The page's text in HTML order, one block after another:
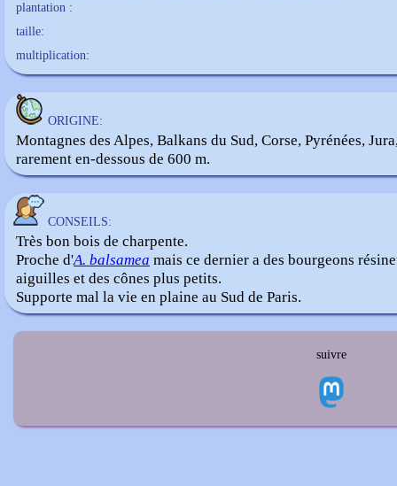
plantation :
taille:
multiplication:
ORIGINE:
Montagnes des Alpes, Balkans du Sud, Corse, Pyrénées,
rarement en-dessous de 600 m.
CONSEILS:
Très bon bois de charpente.
Proche d'A. balsamea mais ce dernier a des bourgeons
aiguilles et des cônes plus petits.
Supporte mal la vie en plaine au Sud de Paris.
suivre